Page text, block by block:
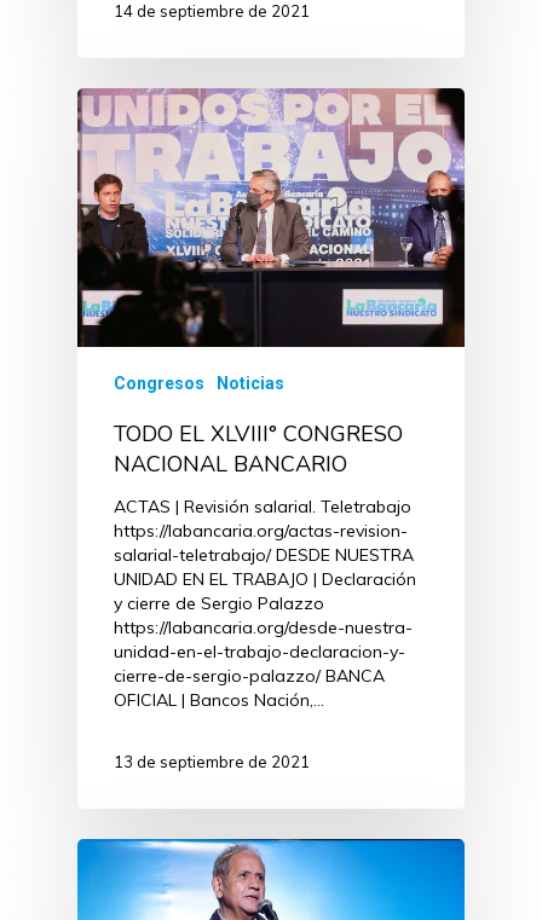
14 de septiembre de 2021
Congresos Noticias
TODO EL XLVIII° CONGRESO
NACIONAL BANCARIO
ACTAS | Revisión salarial. Teletrabajo
https://labancaria.org/actas-revision-
salarial-teletrabajo/ DESDE NUESTRA
UNIDAD EN EL TRABAJO | Declaración
y cierre de Sergio Palazzo
https://labancaria.org/desde-nuestra-
unidad-en-el-trabajo-declaracion-y-
cierre-de-sergio-palazzo/ BANCA
OFICIAL | Bancos Nación,…
13 de septiembre de 2021